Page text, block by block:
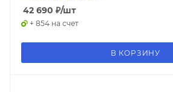
42 690 ₽/шт
+ 854 на счет
В КОРЗИНУ